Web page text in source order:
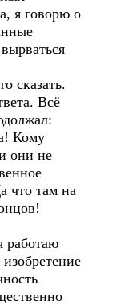
я говорю о
Всё
Кому
они не
что там на